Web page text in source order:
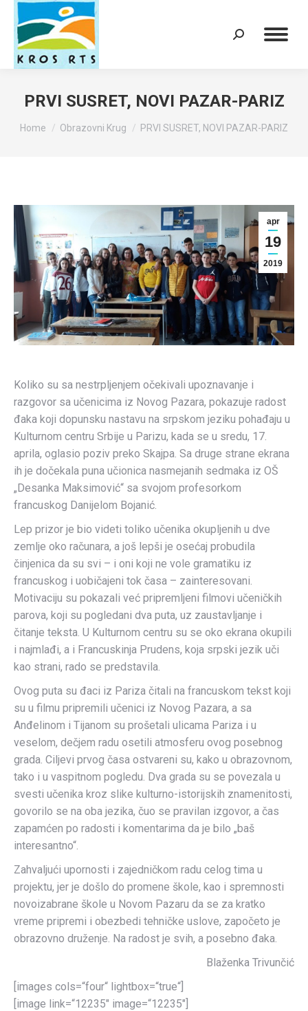
Search:
PRVI SUSRET, NOVI PAZAR-PARIZ
You are here:
Home Obrazovni Krug PRVI SUSRET, NOVI PAZAR-PARIZ
apr
19
2019
Koliko su sa nestrpljenjem očekivali upoznavanje i
razgovor sa učenicima iz Novog Pazara, pokazuje radost
đaka koji dopunsku nastavu na srpskom jeziku pohađaju u
Kulturnom centru Srbije u Parizu, kada se u sredu, 17.
aprila, oglasio poziv preko Skajpa. Sa druge strane ekrana
ih je dočekala puna učionica nasmejanih sedmaka iz OŠ
„Desanka Maksimović“ sa svojom profesorkom
francuskog Danijelom Bojanić.
Lep prizor je bio videti toliko učenika okupljenih u dve
zemlje oko računara, a još lepši je osećaj probudila
činjenica da su svi – i oni koji ne vole gramatiku iz
francuskog i uobičajeni tok časa – zainteresovani.
Motivaciju su pokazali već pripremljeni filmovi učeničkih
parova, koji su pogledani dva puta, uz zaustavljanje i
čitanje teksta. U Kulturnom centru su se oko ekrana okupili
i najmlađi, a i Francuskinja Prudens, koja srpski jezik uči
kao strani, rado se predstavila.
Ovog puta su đaci iz Pariza čitali na francuskom tekst koji
su u filmu pripremili učenici iz Novog Pazara, a sa
Anđelinom i Tijanom su prošetali ulicama Pariza i u
veselom, dečjem radu osetili atmosferu ovog posebnog
grada. Ciljevi prvog časa ostvareni su, kako u obrazovnom,
tako i u vaspitnom pogledu. Dva grada su se povezala u
svesti učenika kroz slike kulturno-istorijskih znamenitosti,
govorilo se na oba jezika, čuo se pravilan izgovor, a čas
zapamćen po radosti i komentarima da je bilo „baš
interesantno“.
Zahvaljući upornosti i zajedničkom radu celog tima u
projektu, jer je došlo do promene škole, kao i spremnosti
novoizabrane škole u Novom Pazaru da se za kratko
vreme pripremi i obezbedi tehničke uslove, započeto je
obrazovno druženje. Na radost je svih, a posebno đaka.
Blaženka Trivunčić
[images cols=“four“ lightbox=“true“]
[image link=“12235″ image=“12235″]